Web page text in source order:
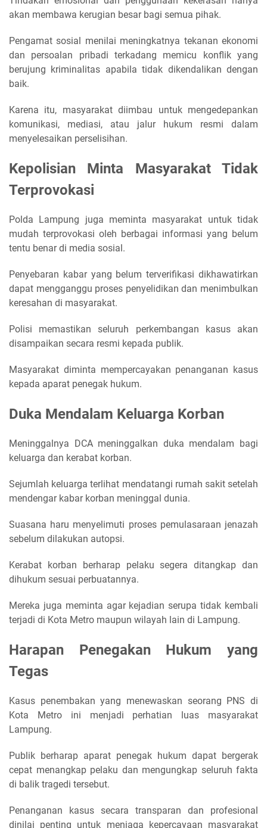
akan membawa kerugian besar bagi semua pihak.
Pengamat sosial menilai meningkatnya tekanan ekonomi
dan persoalan pribadi terkadang memicu konflik yang
berujung kriminalitas apabila tidak dikendalikan dengan
baik.
Karena itu, masyarakat diimbau untuk mengedepankan
komunikasi, mediasi, atau jalur hukum resmi dalam
menyelesaikan perselisihan.
Kepolisian Minta Masyarakat Tidak
Terprovokasi
Polda Lampung juga meminta masyarakat untuk tidak
mudah terprovokasi oleh berbagai informasi yang belum
tentu benar di media sosial.
Penyebaran kabar yang belum terverifikasi dikhawatirkan
dapat mengganggu proses penyelidikan dan menimbulkan
keresahan di masyarakat.
Polisi memastikan seluruh perkembangan kasus akan
disampaikan secara resmi kepada publik.
Masyarakat diminta mempercayakan penanganan kasus
kepada aparat penegak hukum.
Duka Mendalam Keluarga Korban
Meninggalnya DCA meninggalkan duka mendalam bagi
keluarga dan kerabat korban.
Sejumlah keluarga terlihat mendatangi rumah sakit setelah
mendengar kabar korban meninggal dunia.
Suasana haru menyelimuti proses pemulasaraan jenazah
sebelum dilakukan autopsi.
Kerabat korban berharap pelaku segera ditangkap dan
dihukum sesuai perbuatannya.
Mereka juga meminta agar kejadian serupa tidak kembali
terjadi di Kota Metro maupun wilayah lain di Lampung.
Harapan Penegakan Hukum yang
Tegas
Kasus penembakan yang menewaskan seorang PNS di
Kota Metro ini menjadi perhatian luas masyarakat
Lampung.
Publik berharap aparat penegak hukum dapat bergerak
cepat menangkap pelaku dan mengungkap seluruh fakta
di balik tragedi tersebut.
Penanganan kasus secara transparan dan profesional
dinilai penting untuk menjaga kepercayaan masyarakat